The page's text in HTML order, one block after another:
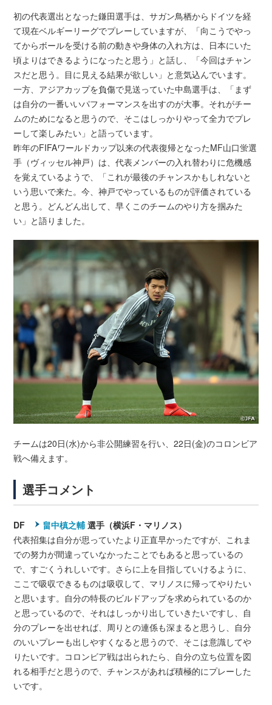
初の代表選出となった鎌田選手は、サガン鳥栖からドイツを経
て現在ベルギーリーグでプレーしていますが、「向こうでやっ
てからボールを受ける前の動きや身体の入れ方は、日本にいた
頃よりはできるようになったと思う」と話し、「今回はチャン
スだと思う。目に見える結果が欲しい」と意気込んでいます。
一方、アジアカップを負傷で見送っていた中島選手は、「まず
は自分の一番いいパフォーマンスを出すのが大事。それがチー
ムのためになると思うので、そこはしっかりやって全力でプレ
ーして楽しみたい」と語っています。
昨年のFIFAワールドカップ以来の代表復帰となったMF山口蛍選
手（ヴィッセル神戸）は、代表メンバーの入れ替わりに危機感
を覚えているようで、「これが最後のチャンスかもしれないと
いう思いで来た。今、神戸でやっているものが評価されている
と思う。どんどん出して、早くこのチームのやり方を掴みた
い」と語りました。
チームは20日(水)から非公開練習を行い、22日(金)のコロンビア
戦へ備えます。
選手コメント
DF 畠中槙之輔 選手（横浜F・マリノス）
代表招集は自分が思っていたより正直早かったですが、これま
での努力が間違っていなかったことでもあると思っているの
で、すごくうれしいです。さらに上を目指していけるように、
ここで吸収できるものは吸収して、マリノスに帰ってやりたい
と思います。自分の特長のビルドアップを求められているのか
と思っているので、それはしっかり出していきたいですし、自
分のプレーを出せれば、周りとの連係も深まると思うし、自分
のいいプレーも出しやすくなると思うので、そこは意識してや
りたいです。コロンビア戦は出られたら、自分の立ち位置を図
れる相手だと思うので、チャンスがあれば積極的にプレーした
いです。